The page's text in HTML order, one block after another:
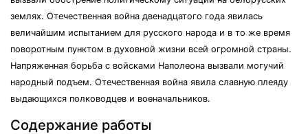
землях. Отечественная война двенадцатого года явилась
величайшим испытанием для русского народа и в то же время
поворотным пунктом в духовной жизни всей огромной страны.
Напряженная борьба с войсками Наполеона вызвали могучий
народный подъем. Отечественная война явила славную плеяду
выдающихся полководцев и военачальников.
Содержание работы